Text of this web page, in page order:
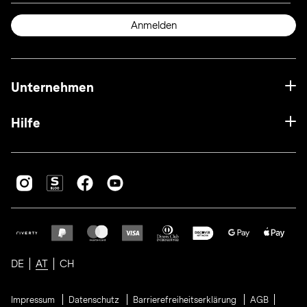
Anmelden
Unternehmen
Hilfe
DE AT CH
Impressum Datenschutz Barrierefreiheitserklärung AGB